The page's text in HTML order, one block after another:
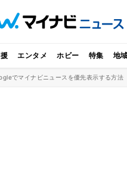
エンタメ ホビー 特集 地
でマイナビニュースを優先表示する方法